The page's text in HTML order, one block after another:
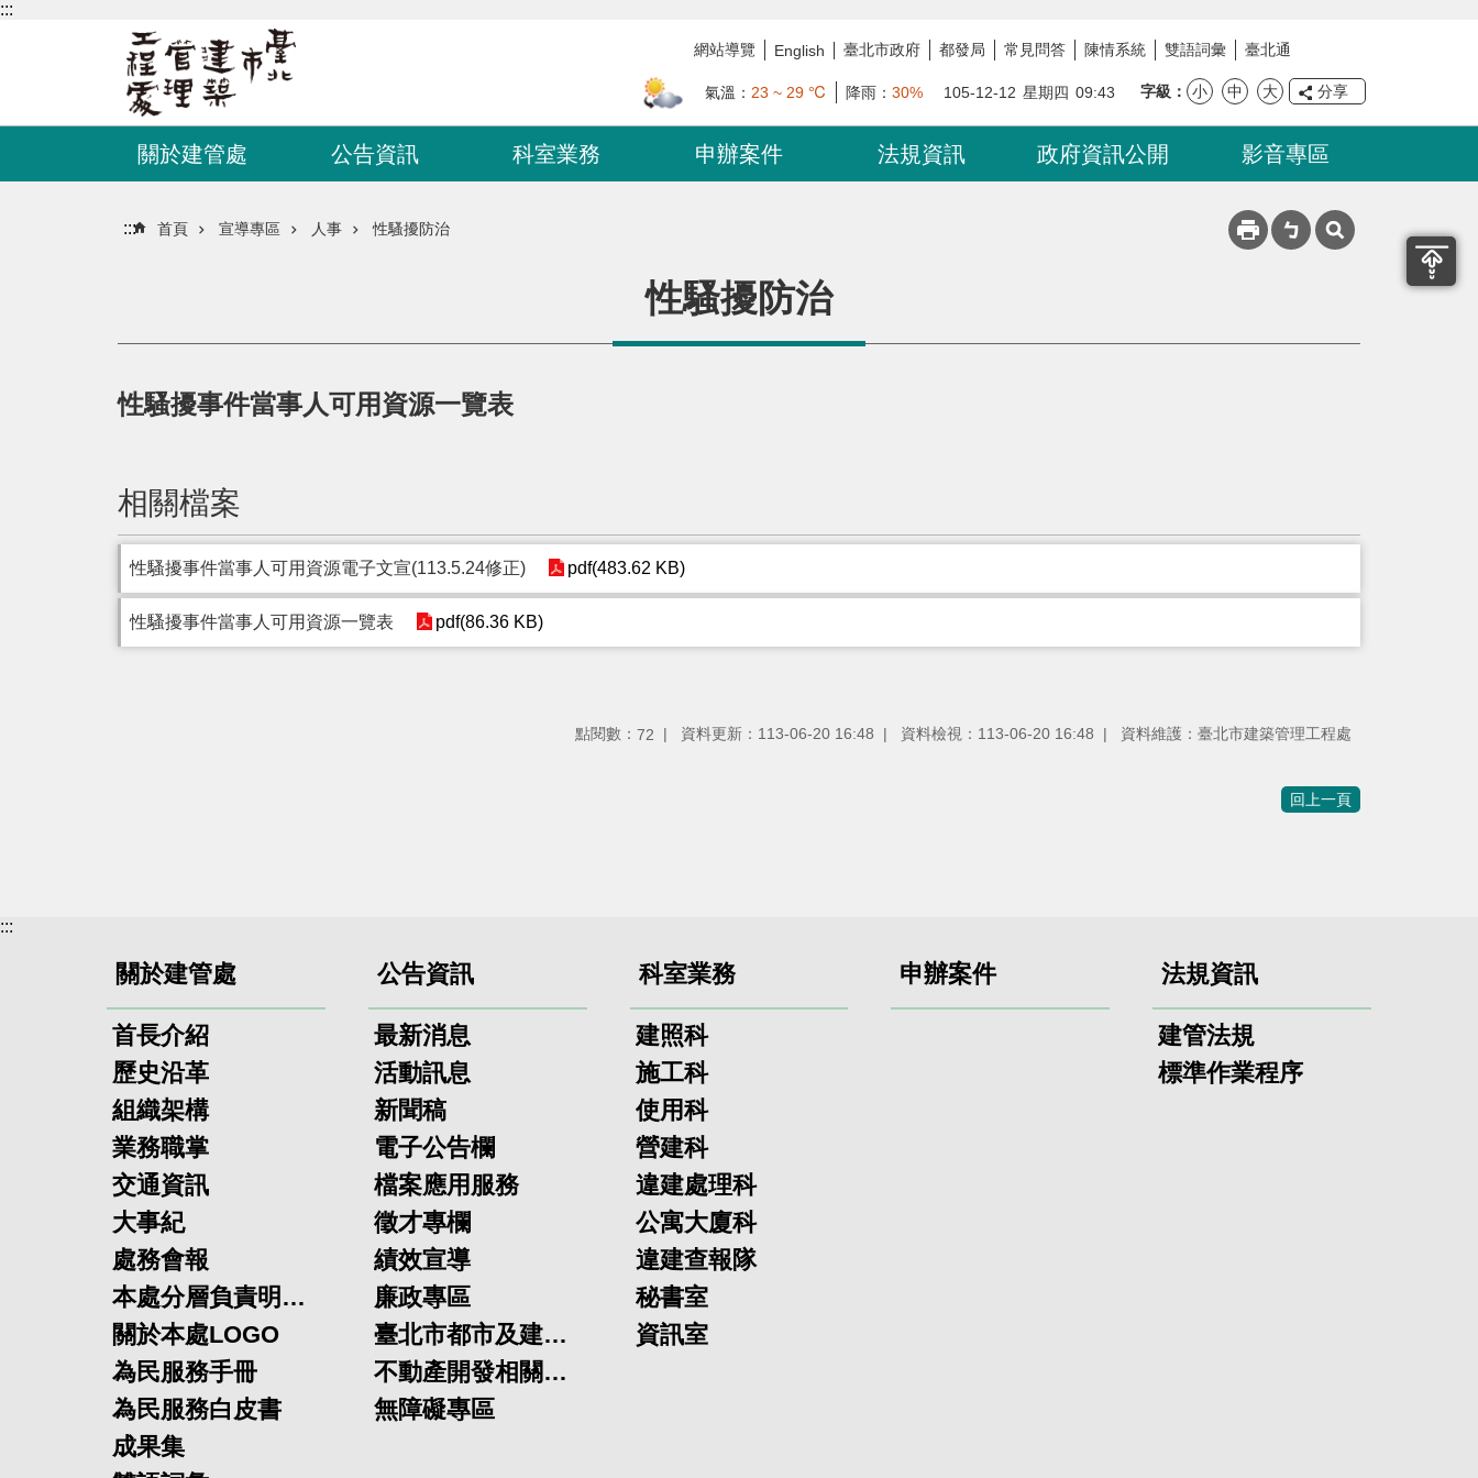
跳到主要內容區塊
:::
網站導覽 English 臺北市政府 都發局 常見問答 陳情系統 雙語詞彙 臺北通
氣溫： 23 ~ 29 ℃ 降雨： 30% 105-12-12 星期四 09:43 字級 小 中 大 分享
關於建管處 公告資訊 科室業務 申辦案件 法規資訊 政府資訊公開 影音專區
::: 首頁 宣導專區 人事 性騷擾防治
性騷擾防治
性騷擾事件當事人可用資源一覽表
相關檔案
性騷擾事件當事人可用資源電子文宣(113.5.24修正) pdf(483.62 KB)
性騷擾事件當事人可用資源一覽表 pdf(86.36 KB)
點閱數： 72 資料更新：113-06-20 16:48 資料檢視：113-06-20 16:48 資料維護：臺北市建築管理工程處
回上一頁
:::
關於建管處
首長介紹
歷史沿革
組織架構
業務職掌
交通資訊
大事紀
處務會報
本處分層負責明細表
關於本處LOGO
為民服務手冊
為民服務白皮書
成果集
公告資訊
最新消息
活動訊息
新聞稿
電子公告欄
檔案應用服務
徵才專欄
績效宣導
廉政專區
臺北市都市及建築法令說明會
不動產開發相關資訊專區
無障礙專區
科室業務
建照科
施工科
使用科
營建科
違建處理科
公寓大廈科
違建查報隊
秘書室
資訊室
申辦案件 法規資訊
建管法規
標準作業程序